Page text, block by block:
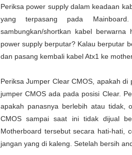
Periksa power supply dalam keadaan
yang terpasang pada
sambungkan/shortkan kabel
power supply berputar? Kalau berputar
dan pasang kembali kabel Atx1 ke
Periksa Jumper Clear CMOS, apakah
jumper CMOS ada pada posisi Clear.
apakah panasnya berlebih atau tidak,
CMOS sampai saat ini tidak dijual
Motherboard tersebut secara hati-hati,
jangan yang di kaleng. Setelah bersih